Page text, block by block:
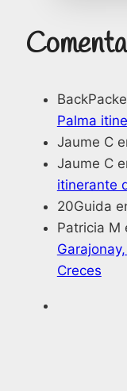
Palma
Jaume C
Jaume C
itinerante
20Guida
Patricia M
Creces